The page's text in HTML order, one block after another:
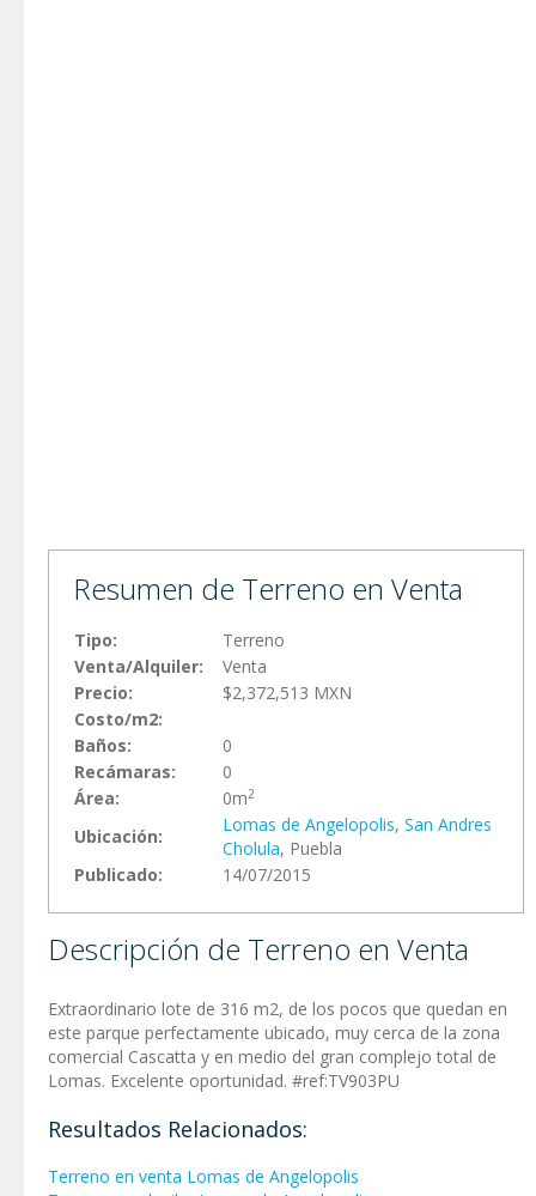
Resumen de Terreno en Venta
Tipo:
Terreno
Venta/Alquiler:
Venta
Precio:
$2,372,513 MXN
Costo/m2:
Baños:
0
Recámaras:
0
Área:
0m2
Ubicación:
Lomas de Angelopolis, San Andres
Cholula, Puebla
Publicado:
14/07/2015
Descripción de Terreno en Venta
Extraordinario lote de 316 m2, de los pocos que quedan en
este parque perfectamente ubicado, muy cerca de la zona
comercial Cascatta y en medio del gran complejo total de
Lomas. Excelente oportunidad. #ref:TV903PU
Resultados Relacionados:
Terreno en venta Lomas de Angelopolis